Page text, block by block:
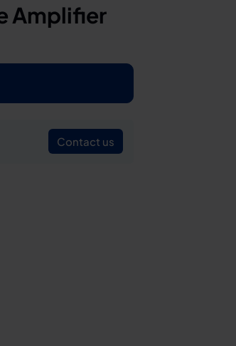
Amplifier
Contact us